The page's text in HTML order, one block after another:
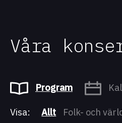
Våra
Program
Visa: Allt Folk- och